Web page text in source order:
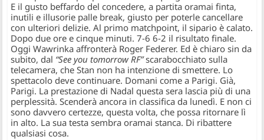
E il gusto beffardo del concedere, a partita oramai finta,
inutili e illusorie palle break, giusto per poterle cancellare
con ulteriori delizie. Al primo matchpoint, il sipario è calato.
Dopo due ore e cinque minuti. 7-6 6-2 il risultato finale.
Oggi Wawrinka affronterà Roger Federer. Ed è chiaro sin da
subito, dal “See you tomorrow RF”scarabocchiato sulla
telecamera, che Stan non ha intenzione di smettere. Lo
spettacolo deve continuare. Domani come a Parigi. Già,
Parigi. La prestazione di Nadal questa sera lascia più di una
perplessità. Scenderà ancora in classifica da lunedì. E non ci
sono davvero certezze, questa volta, che possa ritornare lì
in alto. La sua testa sembra oramai stanca. Di ribattere
qualsiasi cosa.